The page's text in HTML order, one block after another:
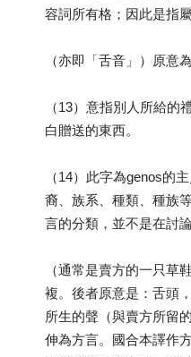
容詞所有格；因此是指
（亦即「舌音」）原意
（13）意指別人所給的
白贈送的東西。
（14）此字為genos的
裔、族系、種類、種族
言的分類，並不是在討
（通常是賣方的一只草
複。後者原意是：舌頭
所生的聲（與賣方所留
伸為方言。國合本譯作